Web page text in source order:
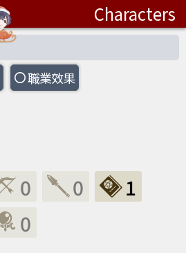
Characters
職業效果
0 0
1
0